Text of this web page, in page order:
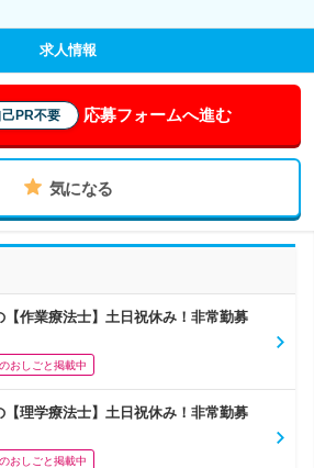
求人情報
PR不要 応募フォームへ進む
気になる
作業療法士】土日祝休み！非常勤募
おしごと掲載中
理学療法士】土日祝休み！非常勤募
おしごと掲載中